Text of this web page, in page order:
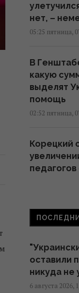
нет, –
05:25 пятница,
В
какую
выделят
помощь
02:52 пятница,
Корецкий
педагогов
Такое
22:00 четверг,
оставили
никуда не
6 августа 2026,